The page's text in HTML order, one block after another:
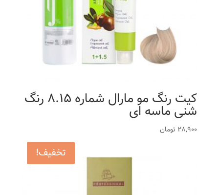
کیت رنگ مو مارال شماره 8.15 رنگ
شنی ماسه ای
28,900 تومان
تخفیف!